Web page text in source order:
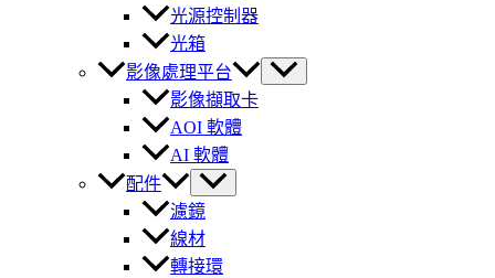
光源控制器
光箱
影像處理平台
影像擷取卡
AOI 軟體
AI 軟體
配件
濾鏡
線材
轉接環